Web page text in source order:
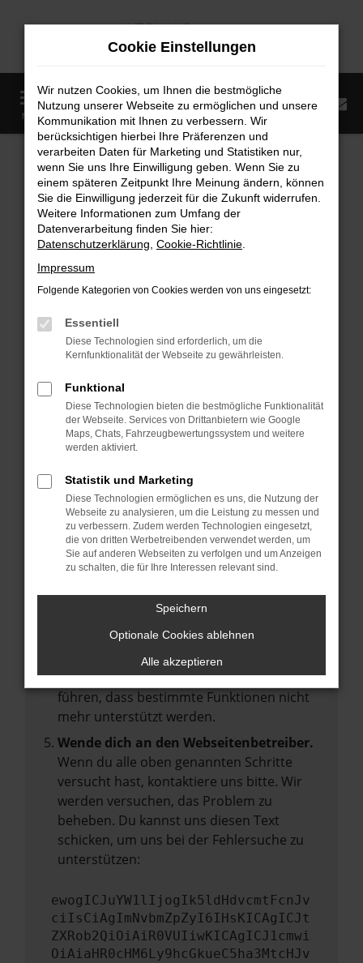
Zum
MENÜ
Startseite Fahrzeugangebote Fahrzeugmarkt
Fahrzeugmarkt
Fehler: Network Error
Beim Laden ist ein Fehler aufgetreten.
Hier sind ein paar Tipps, die dir helfen können:
Überprüfe deine Firewall und deine
Internetverbindung.
deine Suchmaschine?
Prüfe deine Browsererweiterungen.
Manche Erweiterungen, wie Werbeblocker,
können das Laden bestimmter Seiten
anderen Browser oder in einem privaten
Fenster?
Starte dein Gerät neu.
Das kann manchmal helfen,
vorübergehende Probleme zu beheben.
Stelle sicher, dass dein Browser und dein
Betriebssystem auf dem neuesten Stand
Veraltete Software birgt nicht nur ein
Sicherheitsrisiko, sondern kann auch dazu
führen, dass bestimmte Funktionen nicht
mehr unterstützt werden.
Wende dich an den Webseitenbetreiber.
Wenn du alle oben genannten Schritte
versucht hast, kontaktiere uns bitte. Wir
werden versuchen, das Problem zu
beheben. Du kannst uns diesen Text
schicken, um uns bei der Fehlersuche zu
unterstützen:
ewogICJuYW1lIjogIk5ldHdvcmtFcnJv
ciIsCiAgImNvbmZpZyI6IHsKICAgICJt
ZXRob2QiOiAiR0VUIiwKICAgICJ1cmwi
OiAiaHR0cHM6Ly9hcGkueC5ha3MtcHJv
Cookie Einstellungen
Wir nutzen Cookies, um Ihnen die bestmögliche
Nutzung unserer Webseite zu ermöglichen und unsere
Kommunikation mit Ihnen zu verbessern. Wir
berücksichtigen hierbei Ihre Präferenzen und
verarbeiten Daten für Marketing und Statistiken nur,
wenn Sie uns Ihre Einwilligung geben. Wenn Sie zu
einem späteren Zeitpunkt Ihre Meinung ändern, können
Sie die Einwilligung jederzeit für die Zukunft widerrufen.
Weitere Informationen zum Umfang der
Datenverarbeitung finden Sie hier:
Datenschutzerklärung Cookie-Richtlinie
Impressum
Folgende Kategorien von Cookies werden von uns eingesetzt:
Essentiell
Diese Technologien sind erforderlich, um die
Kernfunktionalität der Webseite zu gewährleisten.
Funktional
Diese Technologien bieten die bestmögliche Funktionalität
der Webseite. Services von Drittanbietern wie Google
Maps, Chats, Fahrzeugbewertungssystem und weitere
werden aktiviert.
Statistik und Marketing
Diese Technologien ermöglichen es uns, die Nutzung der
Webseite zu analysieren, um die Leistung zu messen und
zu verbessern. Zudem werden Technologien eingesetzt,
die von dritten Werbetreibenden verwendet werden, um
Sie auf anderen Webseiten zu verfolgen und um Anzeigen
zu schalten, die für Ihre Interessen relevant sind.
Speichern
Optionale Cookies ablehnen
Alle akzeptieren